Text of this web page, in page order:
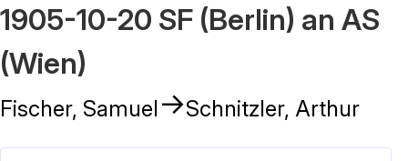
1905-10-20 SF (Berlin) an AS
(Wien)
Fischer, Samuel →Schnitzler, Arthur